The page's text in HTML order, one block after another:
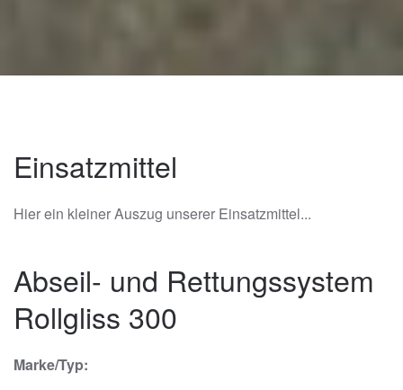
Einsatzmittel
Hier ein kleiner Auszug unserer Einsatzmittel...
Abseil- und Rettungssystem
Rollgliss 300
Marke/Typ: